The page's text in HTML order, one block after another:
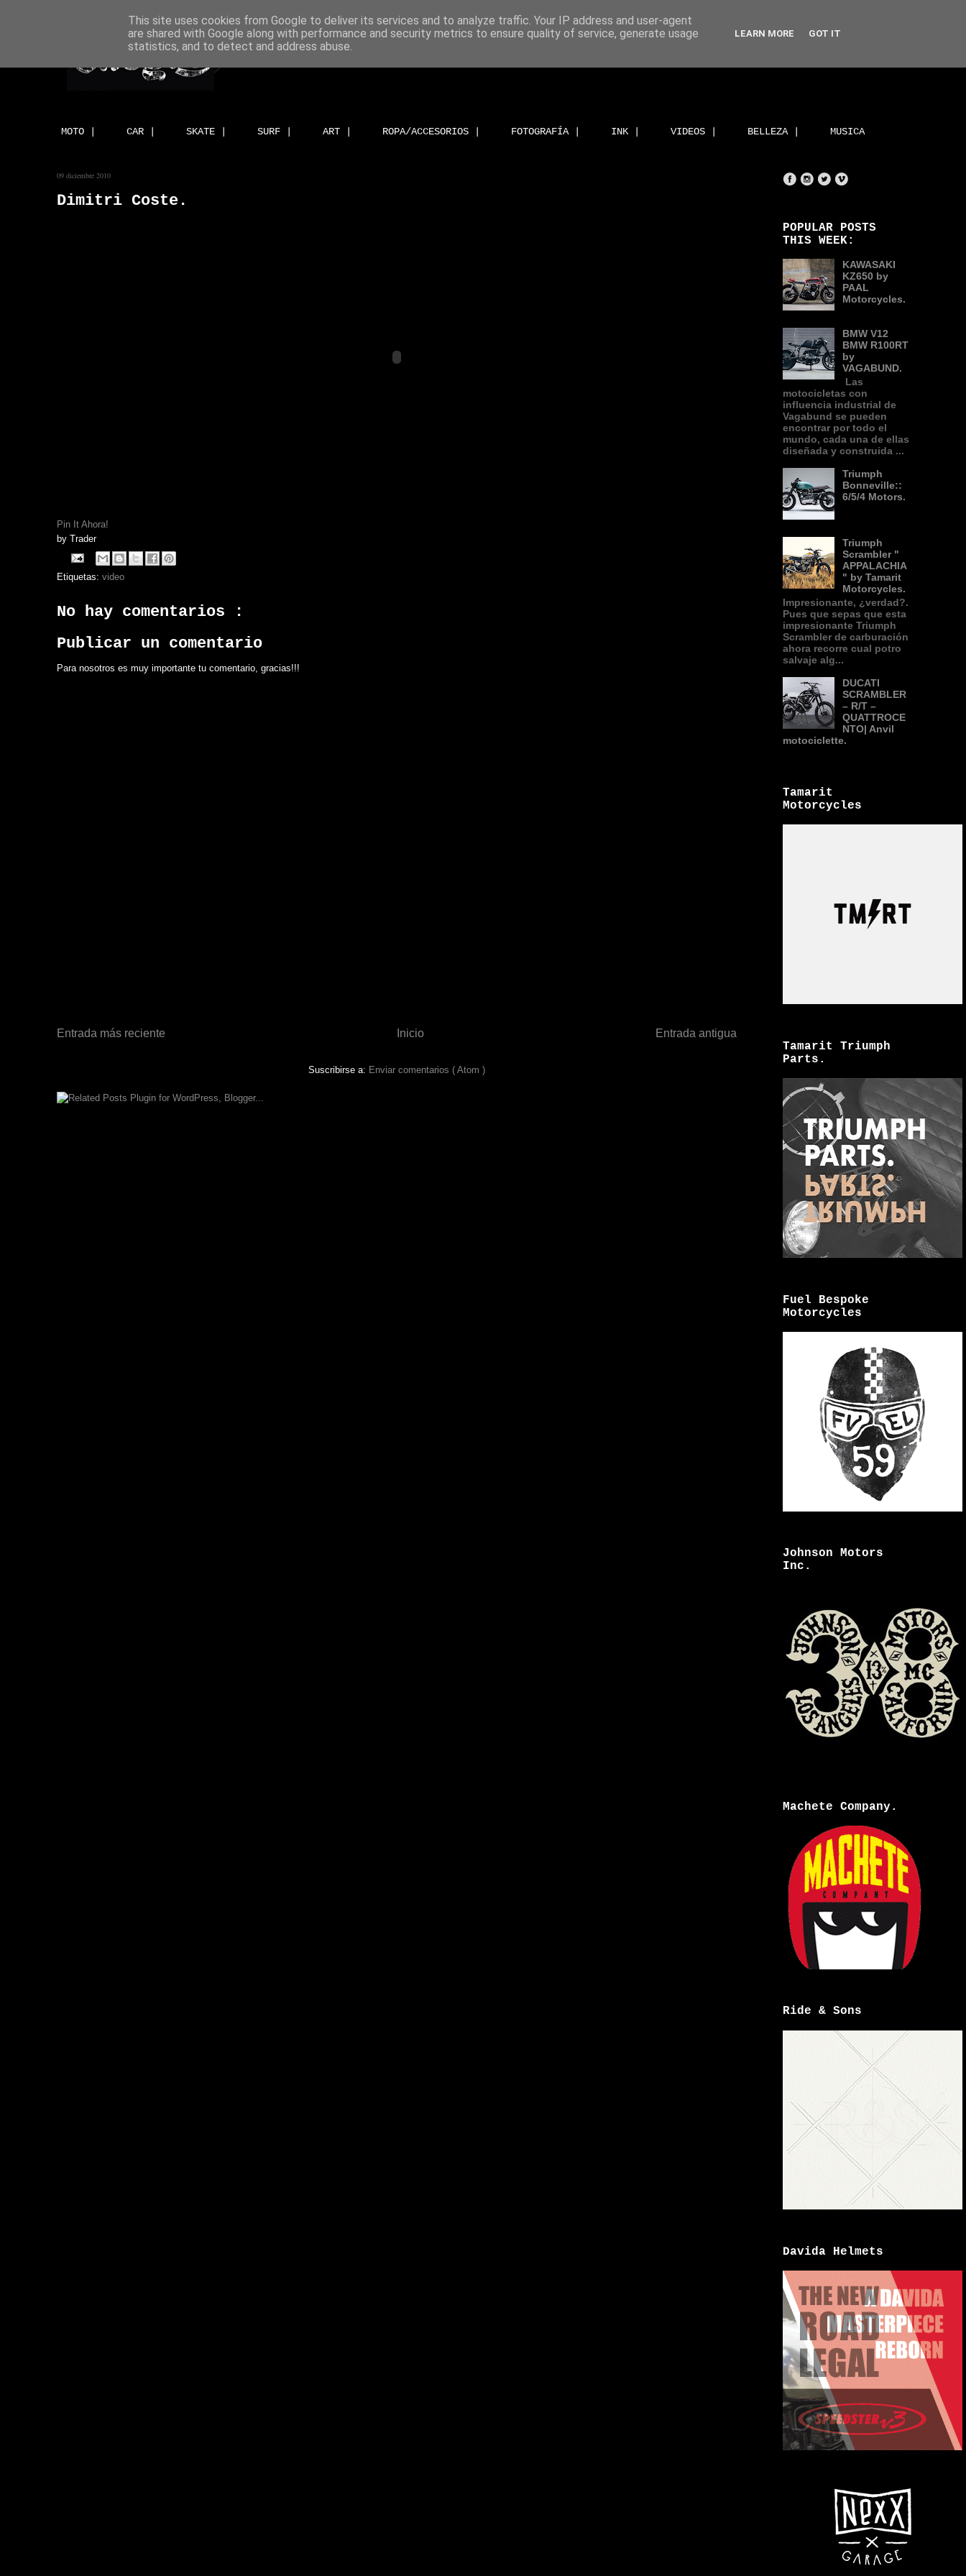
MOTO | CAR | SKATE | SURF | ART | ROPA/ACCESORIOS | FOTOGRAFÍA | INK | VIDEOS | BELLEZA | MUSICA
09 diciembre 2010
Dimitri Coste.
Pin It Ahora!
by Trader
Etiquetas: video
No hay comentarios :
Publicar un comentario
Para nosotros es muy importante tu comentario, gracias!!!
Entrada más reciente Entrada antigua
Inicio
Suscribirse a: Enviar comentarios ( Atom )
POPULAR POSTS
THIS WEEK:
KAWASAKI
KZ650 by
PAAL
Motorcycles.
BMW V12
BMW R100RT
by
VAGABUND.
Las
motocicletas con
influencia industrial de
Vagabund se pueden
encontrar por todo el
mundo, cada una de ellas
diseñada y construida ...
Triumph
Bonneville::
6/5/4 Motors.
Triumph
Scrambler "
APPALACHIA
" by Tamarit
Motorcycles.
Impresionante, ¿verdad?.
Pues que sepas que esta
impresionante Triumph
Scrambler de carburación
ahora recorre cual potro
salvaje alg...
DUCATI
SCRAMBLER
– R/T –
QUATTROCE
NTO| Anvil
motociclette.
Tamarit
Motorcycles
Tamarit Triumph
Parts.
Fuel Bespoke
Motorcycles
Johnson Motors
Inc.
Machete Company.
Ride & Sons
Davida Helmets
This site uses cookies from Google to deliver its services and to analyze traffic. Your IP address and user-agent
are shared with Google along with performance and security metrics to ensure quality of service, generate usage
statistics, and to detect and address abuse.
LEARN MORE GOT IT